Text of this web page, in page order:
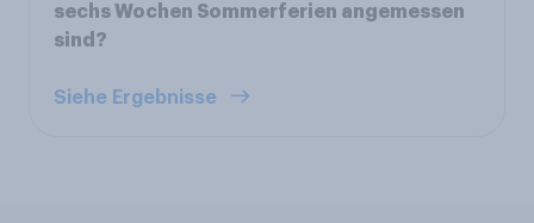
sechs Wochen Sommerferien angemessen
sind?
Siehe Ergebnisse